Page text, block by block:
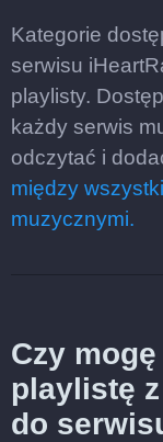
Kategorie
serwisu
playlisty.
każdy serwis
odczytać i
między
muzycznymi.
Czy
playlistę
do